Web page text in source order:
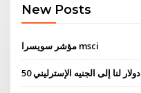
New Posts
مؤشر سويسرا msci
50 دولار لنا إلى الجنيه الإسترليني